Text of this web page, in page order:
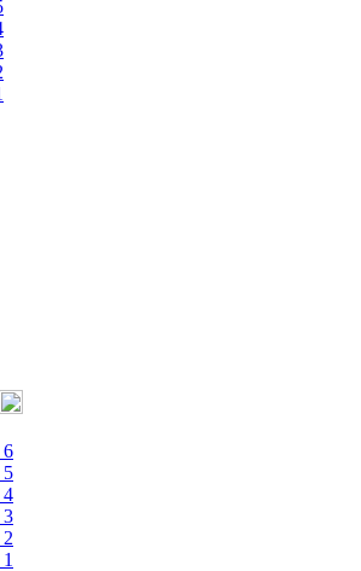
6
5
4
3